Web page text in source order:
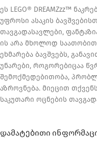
ეს LEGO® DREAMZzz™
უფროსი ასაკის
თავგადასავლები,
ის არა მხოლოდ
ეხმარება ბავშვებს,
უნარები, როგორებიცაა
შემოქმედებითობა,
აზროვნება. მიეცით
საკუთარი ოცნების
დამატებითი